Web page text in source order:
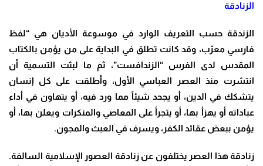
الزنادقة
الزندقة حسب التعريف الوارد في موسوعة الأديان هي “لفظ
فارسي معرّب، وقد كانت تطلق في البداية على من يؤمن بالكتاب
المقدس لدى الفرس “الزندافست”، ثم ما لبثت التسمية أن
انتشرت منذ العصر العباسي الأول، وأطلقت على كل إنسان
يتشكك في الدين، أو يجحد شيئاً مما ورد فيه، أو يتهاون في أداء
عباداته أو يهزأ بها، أو يتجرأ على المعاصي والمنكرات ويعلن بها، أو
يؤمن ببعض عقائد الكفر، ويسرف في العبث والمجون.
زنادقة هذا العصر يختلفون عن زنادقة العصور الإسلامية السالفة.